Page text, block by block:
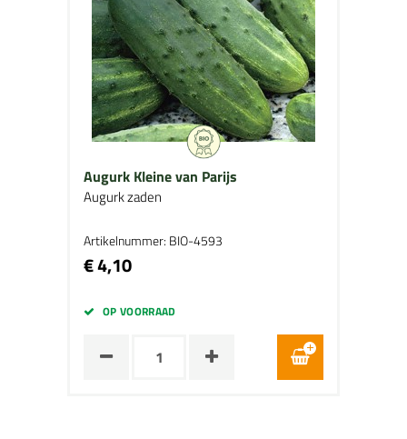
Augurk Kleine van Parijs
Augurk zaden
Artikelnummer: BIO-4593
€ 4,10
OP VOORRAAD